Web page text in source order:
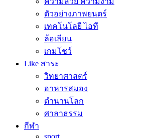
ตัวอย่างภาพยนตร์
เทคโนโลยี ไอที
ล้อเลียน
เกมโชว์
Like สาระ
วิทยาศาสตร์
อาหารสมอง
ตำนานโลก
ศาลาธรรม
กีฬา
sport